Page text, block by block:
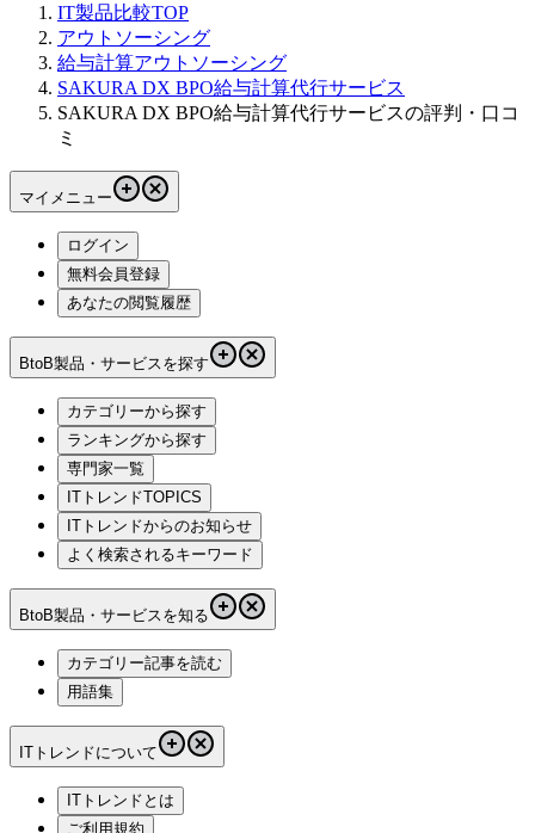
IT製品比較TOP
アウトソーシング
給与計算アウトソーシング
SAKURA DX BPO給与計算代行サービス
SAKURA DX BPO給与計算代行サービスの評判・口コ
ミ
マイメニュー
ログイン
無料会員登録
あなたの閲覧履歴
BtoB製品・サービスを探す
カテゴリーから探す
ランキングから探す
専門家一覧
ITトレンドTOPICS
ITトレンドからのお知らせ
よく検索されるキーワード
BtoB製品・サービスを知る
カテゴリー記事を読む
用語集
ITトレンドについて
ITトレンドとは
ご利用規約